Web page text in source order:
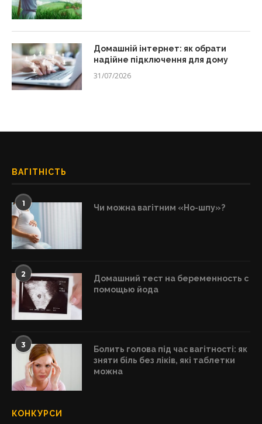
Домашній інтернет: як обрати
надійне підключення для дому
31/07/2026
ВАГІТНІСТЬ
1 Чи можна вагітним «Но-шпу»?
2
Домашний тест на беременность с
помощью йода
3
Болить голова під час вагітності: як
зняти біль без ліків, які таблетки
можна
КОНКУРСИ